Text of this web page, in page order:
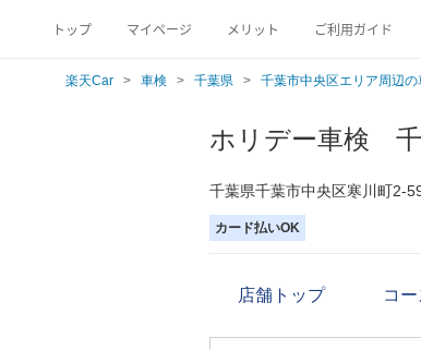
トップ マイページ メリット ご利用ガイド
楽天Car 車検 千葉県 千葉市中央区エリア周辺
ホリデー車検 千
千葉県千葉市中央区寒川町2-
カード払いOK
店舗トップ コ